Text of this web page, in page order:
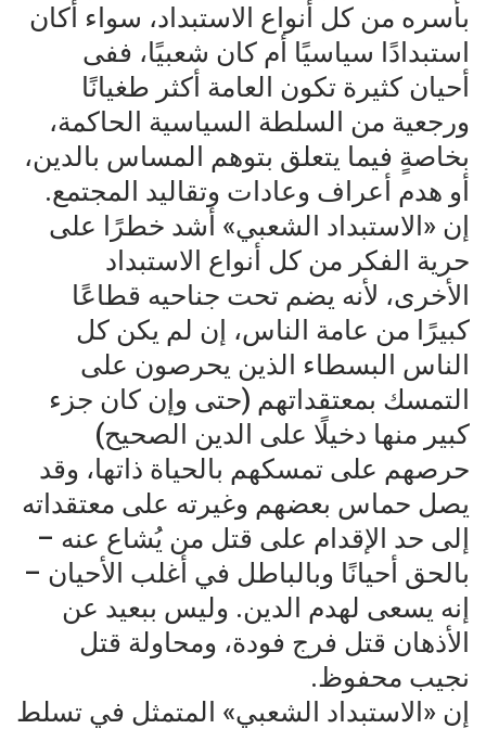
بأسره من كل أنواع الاستبداد، سواء أكان
استبدادًا سياسيًا أم كان شعبيًا، ففى
أحيان كثيرة تكون العامة أكثر طغيانًا
ورجعية من السلطة السياسية الحاكمة،
بخاصةٍ فيما يتعلق بتوهم المساس بالدين،
أو هدم أعراف وعادات وتقاليد المجتمع.
إن «الاستبداد الشعبي» أشد خطرًا على
حرية الفكر من كل أنواع الاستبداد
الأخرى، لأنه يضم تحت جناحيه قطاعًا
كبيرًا من عامة الناس، إن لم يكن كل
الناس البسطاء الذين يحرصون على
التمسك بمعتقداتهم (حتى وإن كان جزء
كبير منها دخيلًا على الدين الصحيح)
حرصهم على تمسكهم بالحياة ذاتها، وقد
يصل حماس بعضهم وغيرته على معتقداته
إلى حد الإقدام على قتل من يُشاع عنه –
بالحق أحيانًا وبالباطل في أغلب الأحيان –
إنه يسعى لهدم الدين. وليس ببعيد عن
الأذهان قتل فرج فودة، ومحاولة قتل
نجيب محفوظ.
إن «الاستبداد الشعبي» المتمثل في تسلط